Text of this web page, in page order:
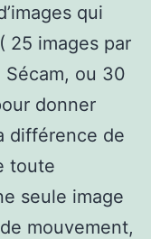
qui
25 images par
Sécam, ou 30
donner
différence de
toute
seule image
mouvement,